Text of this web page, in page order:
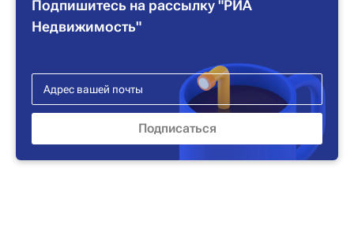
Подпишитесь на рассылку "РИА
Недвижимость"